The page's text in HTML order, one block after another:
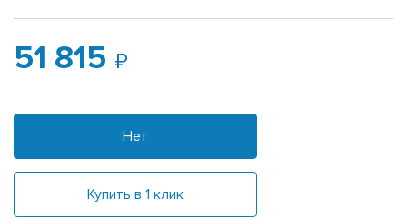
51 815
Нет
Купить в 1 клик